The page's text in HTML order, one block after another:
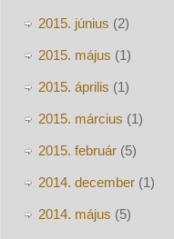
2015. június (2)
2015. május (1)
2015. április (1)
2015. március (1)
2015. február(5)
2014. december(1)
2014. május (5)